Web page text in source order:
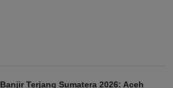
Banjir Terjang Sumatera 2026: Aceh